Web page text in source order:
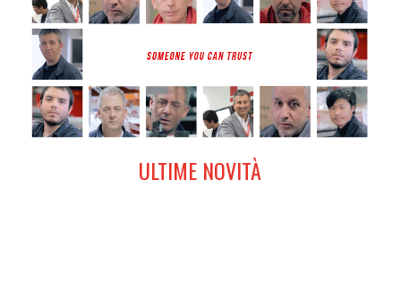
ULTIME NOVITÀ